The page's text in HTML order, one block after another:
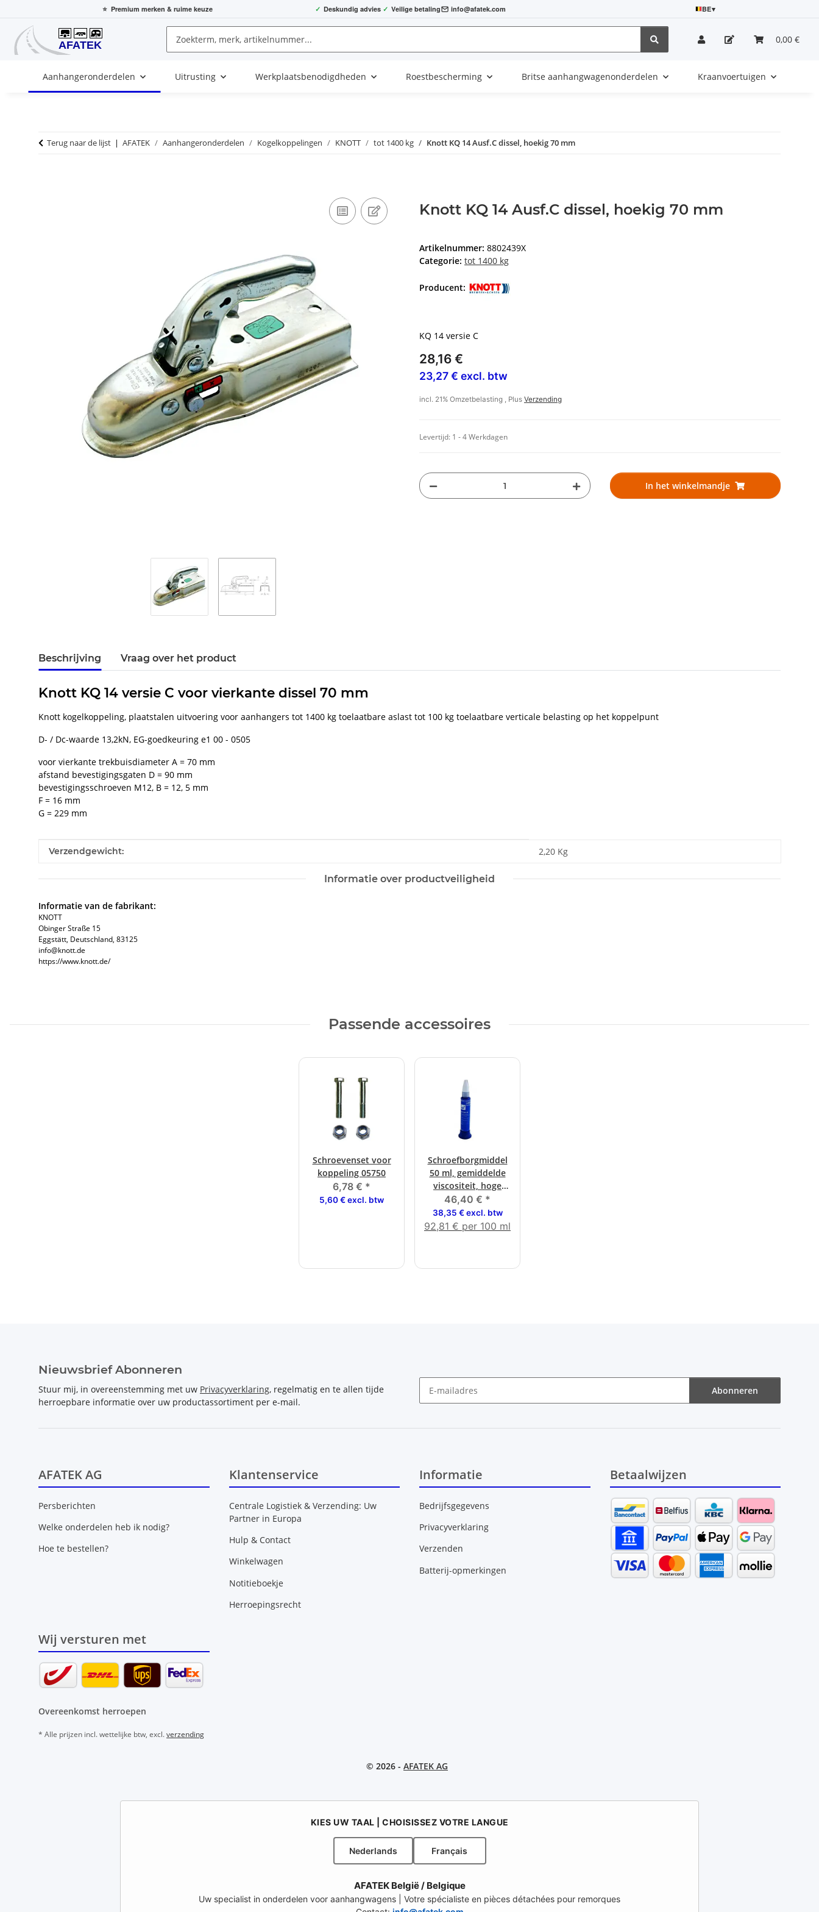
⭐ Premium merken & ruime keuze ✓ Deskundig advies ✓ Veilige betaling info@afatek.com BE▾
0,00 €
Aanhangeronderdelen Uitrusting Werkplaatsbenodigdheden Roestbescherming Britse aanhangwagenonderdelen Kraanvoertuigen
Terug naar de lijst AFATEK Aanhangeronderdelen Kogelkoppelingen KNOTT tot 1400 kg Knott KQ 14 Ausf.C dissel, hoekig 70 mm
Knott KQ 14 Ausf.C dissel, hoekig 70 mm
Artikelnummer: 8802439X
Categorie: tot 1400 kg
Producent:
KQ 14 versie C
28,16 €
23,27 € excl. btw
incl. 21% Omzetbelasting , Plus Verzending
Levertijd: 1 - 4 Werkdagen
In het winkelmandje
Beschrijving Vraag over het product
Knott KQ 14 versie C voor vierkante dissel 70 mm
Knott kogelkoppeling, plaatstalen uitvoering voor aanhangers tot 1400 kg toelaatbare aslast tot 100 kg toelaatbare verticale belasting op het koppelpunt
D- / Dc-waarde 13,2kN, EG-goedkeuring e1 00 - 0505
voor vierkante trekbuisdiameter A = 70 mm
afstand bevestigingsgaten D = 90 mm
bevestigingsschroeven M12, B = 12, 5 mm
F = 16 mm
G = 229 mm
#productDetails.itemInformation#
#productDetails.itemValue#
Verzendgewicht: 2,20 Kg
Informatie over productveiligheid
Informatie van de fabrikant:
KNOTT
Obinger Straße 15
Eggstätt, Deutschland, 83125
info@knott.de
https://www.knott.de/
Passende accessoires
Schroevenset voor
koppeling 05750
6,78 € *
5,60 € excl. btw
Schroefborgmiddel
50 ml, gemiddelde
viscositeit, hoge
sterkte
46,40 € *
38,35 € excl. btw
92,81 € per 100 ml
Nieuwsbrief Abonneren
Stuur mij, in overeenstemming met uw Privacyverklaring, regelmatig en te allen tijde
herroepbare informatie over uw productassortiment per e-mail.
Abonneren
AFATEK AG
Persberichten
Welke onderdelen heb ik nodig?
Hoe te bestellen?
Klantenservice
Centrale Logistiek & Verzending: Uw
Partner in Europa
Hulp & Contact
Winkelwagen
Notitieboekje
Herroepingsrecht
Informatie
Bedrijfsgegevens
Privacyverklaring
Verzenden
Batterij-opmerkingen
Betaalwijzen
Wij versturen met
Overeenkomst herroepen
* Alle prijzen incl. wettelijke btw, excl.verzending
© 2026 - AFATEK AG
KIES UW TAAL | CHOISISSEZ VOTRE LANGUE
Nederlands Français
AFATEK België / Belgique
Uw specialist in onderdelen voor aanhangwagens | Votre spécialiste en pièces détachées pour remorques